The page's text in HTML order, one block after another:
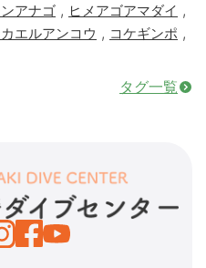
アナゴ , ヒメアゴアマダイ ,
エルアンコウ , コケギンポ ,
タグ一覧